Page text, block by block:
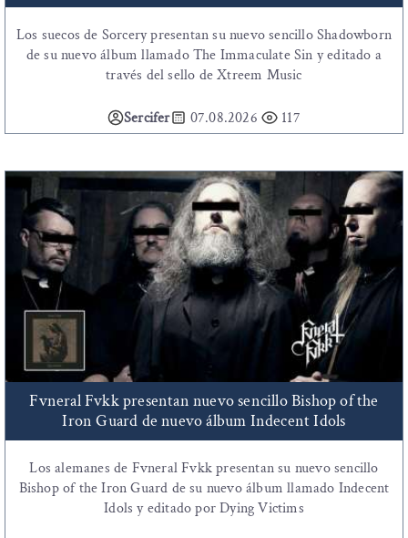
Los suecos de Sorcery presentan su nuevo sencillo Shadowborn
de su nuevo álbum llamado The Immaculate Sin y editado a
través del sello de Xtreem Music
Sercifer 07.08.2026 117
Fvneral Fvkk presentan nuevo sencillo Bishop of the
Iron Guard de nuevo álbum Indecent Idols
Los alemanes de Fvneral Fvkk presentan su nuevo sencillo
Bishop of the Iron Guard de su nuevo álbum llamado Indecent
Idols y editado por Dying Victims